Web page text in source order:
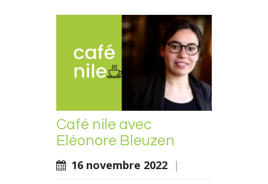
Café nile avec
Eléonore Bleuzen
16 novembre 2022 |